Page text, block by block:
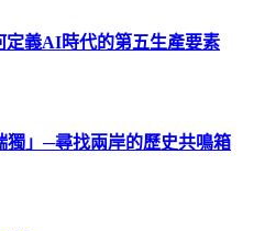
義AI時代的第五生產要素
獨」─尋找兩岸的歷史共鳴箱